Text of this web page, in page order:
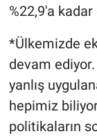
%22,9'a kadar
*Ülkemizde
devam
yanlış
hepimiz
politikaların